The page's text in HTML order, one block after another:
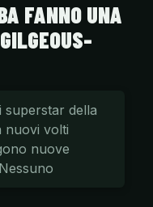
FANNO UNA
superstar della
nuovi volti
nuove